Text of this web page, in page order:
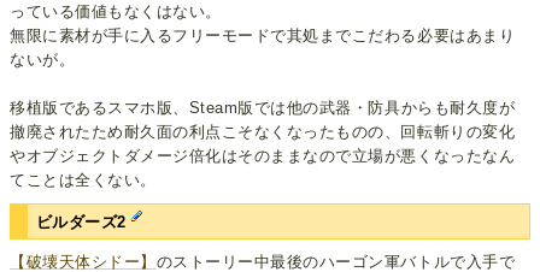
っている価値もなくはない。
無限に素材が手に入るフリーモードで其処までこだわる必要はあまり
ないが。
移植版であるスマホ版、Steam版では他の武器・防具からも耐久度が
撤廃されたため耐久面の利点こそなくなったものの、回転斬りの変化
やオブジェクトダメージ倍化はそのままなので立場が悪くなったなん
てことは全くない。
ビルダーズ2
【破壊天体シドー】 のストーリー中最後のハーゴン軍バトルで入手で